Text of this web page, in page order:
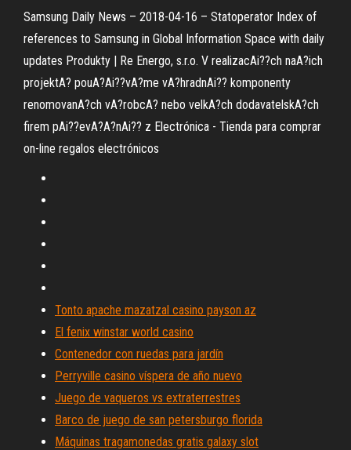
Samsung Daily News – 2018-04-16 – Statoperator Index of
references to Samsung in Global Information Space with daily
updates Produkty | Re Energo, s.r.o. V realizacAi??ch naA?ich
projektA? pouA?Ai??vA?me vA?hradnAi?? komponenty
renomovanA?ch vA?robcA? nebo velkA?ch dodavatelskA?ch
firem pAi??evA?A?nAi?? z Electrónica - Tienda para comprar
on-line regalos electrónicos
Tonto apache mazatzal casino payson az
El fenix winstar world casino
Contenedor con ruedas para jardín
Perryville casino víspera de año nuevo
Juego de vaqueros vs extraterrestres
Barco de juego de san petersburgo florida
Máquinas tragamonedas gratis galaxy slot